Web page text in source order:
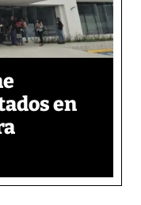
en